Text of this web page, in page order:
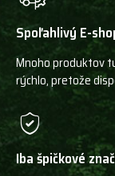
Spoľahlivý E-
Mnoho produktov
rýchlo, pretože
Iba špičkové